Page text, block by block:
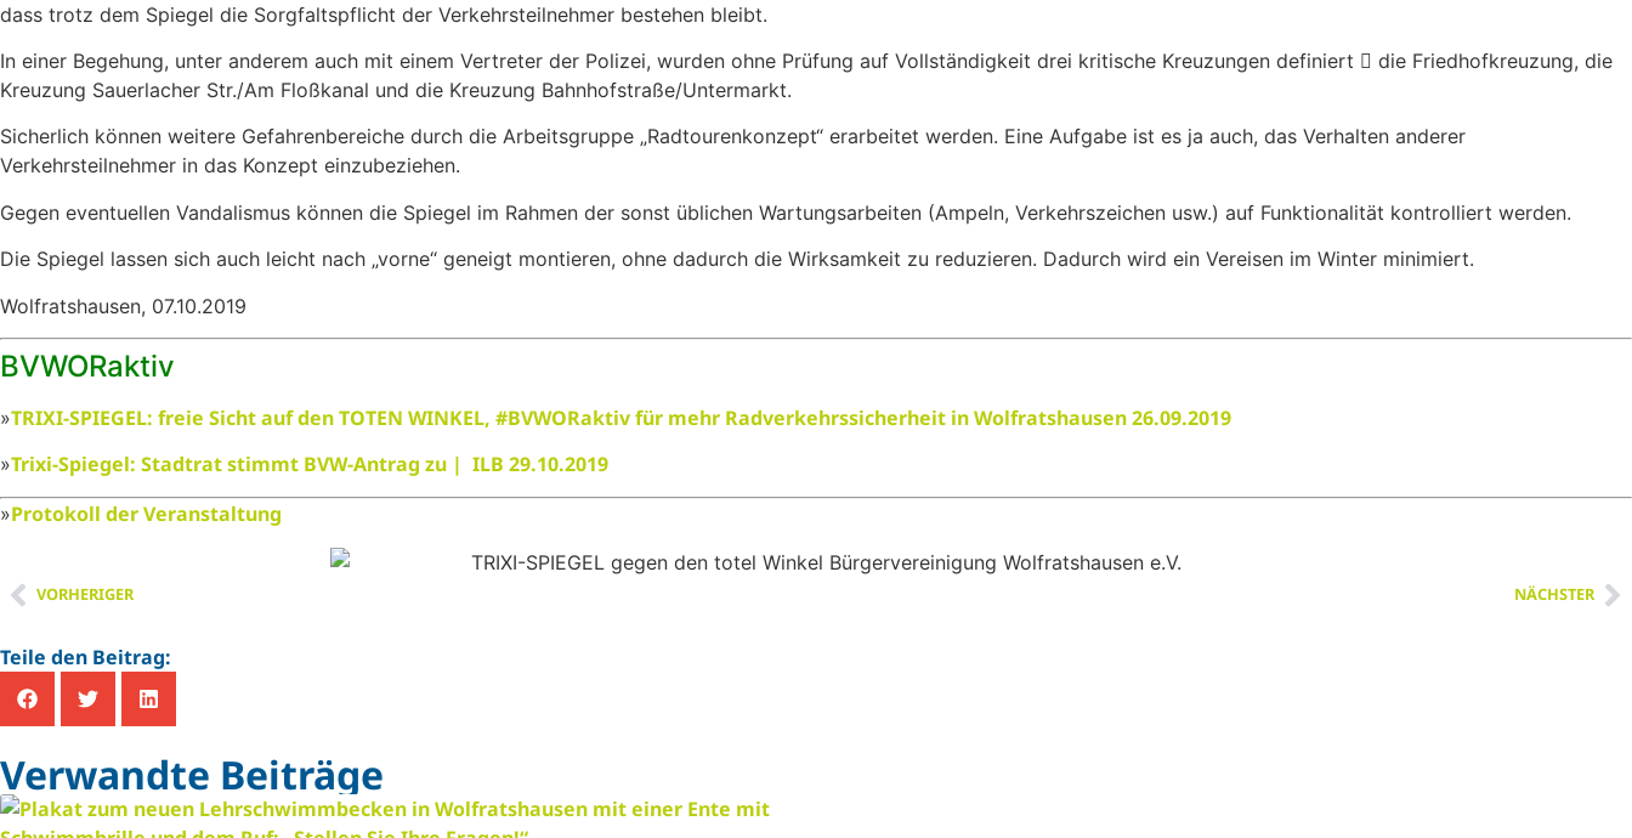
dass trotz dem Spiegel die Sorgfaltspflicht der Verkehrsteilnehmer bestehen bleibt.
In einer Begehung, unter anderem auch mit einem Vertreter der Polizei, wurden ohne Prüfung auf Vollständigkeit drei kritische Kreuzungen definiert  die Friedhofkreuzung, die
Kreuzung Sauerlacher Str./Am Floßkanal und die Kreuzung Bahnhofstraße/Untermarkt.
Sicherlich können weitere Gefahrenbereiche durch die Arbeitsgruppe „Radtourenkonzept“ erarbeitet werden. Eine Aufgabe ist es ja auch, das Verhalten anderer
Verkehrsteilnehmer in das Konzept einzubeziehen.
Gegen eventuellen Vandalismus können die Spiegel im Rahmen der sonst üblichen Wartungsarbeiten (Ampeln, Verkehrszeichen usw.) auf Funktionalität kontrolliert werden.
Die Spiegel lassen sich auch leicht nach „vorne“ geneigt montieren, ohne dadurch die Wirksamkeit zu reduzieren. Dadurch wird ein Vereisen im Winter minimiert.
Wolfratshausen, 07.10.2019
BVWORaktiv
»TRIXI-SPIEGEL: freie Sicht auf den TOTEN WINKEL, #BVWORaktiv für mehr Radverkehrssicherheit in Wolfratshausen 26.09.2019
»Trixi-Spiegel: Stadtrat stimmt BVW-Antrag zu | ILB 29.10.2019
»Protokoll der Veranstaltung
VORHERIGER NÄCHSTER
Teile den Beitrag:
Verwandte Beiträge